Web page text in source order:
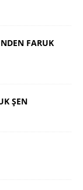
FARUK
ŞEN